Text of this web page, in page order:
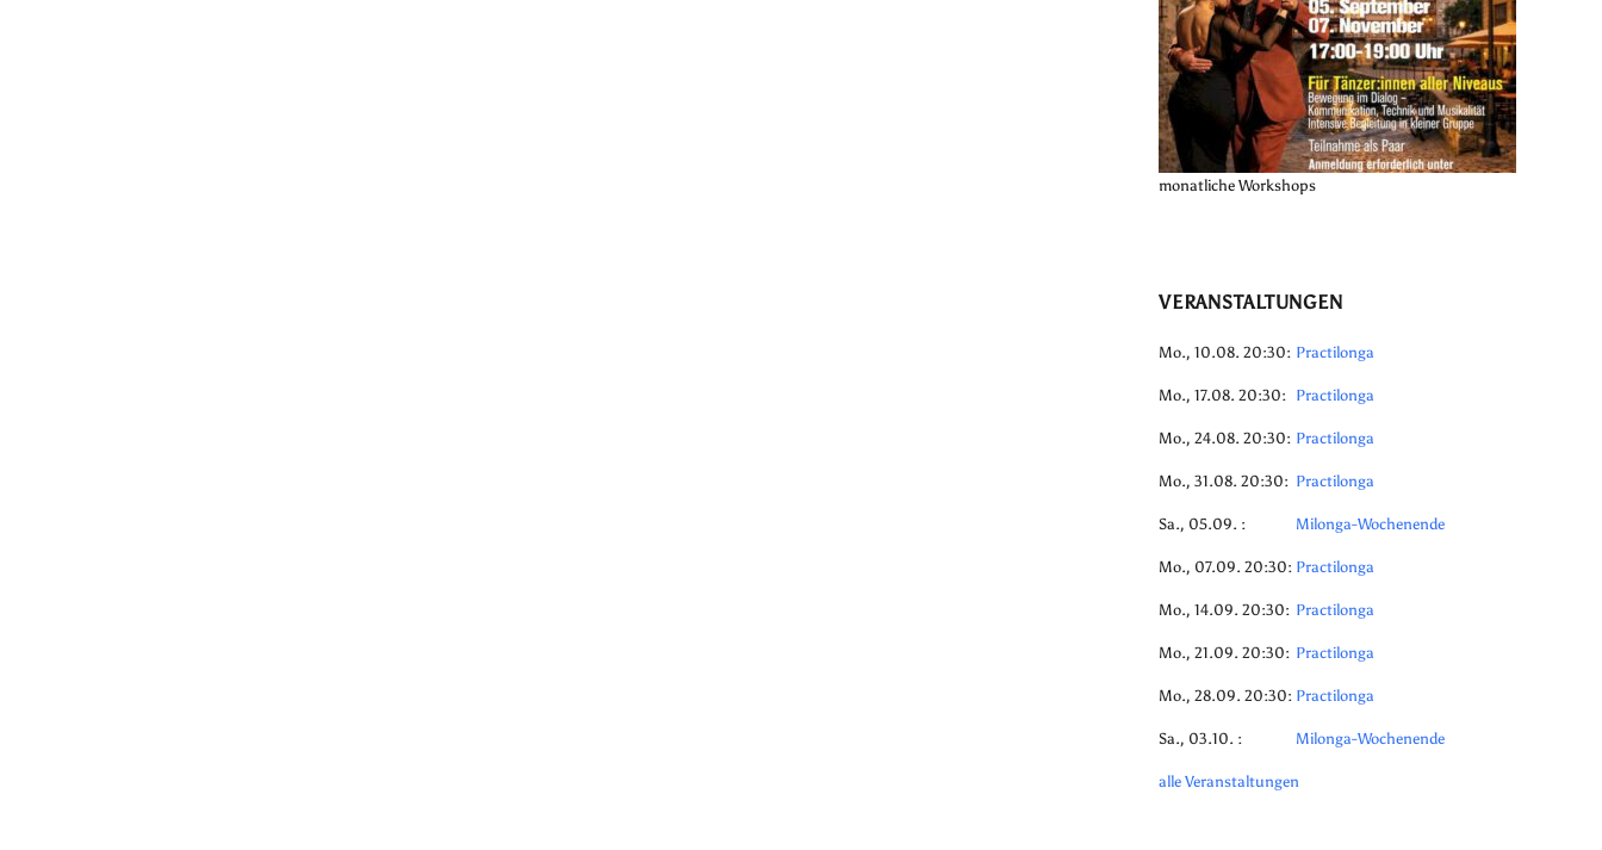
monatliche Workshops
VERANSTALTUNGEN
Mo., 10.08. 20:30: Practilonga
Mo., 17.08. 20:30: Practilonga
Mo., 24.08. 20:30: Practilonga
Mo., 31.08. 20:30: Practilonga
Sa., 05.09. : Milonga-Wochenende
Mo., 07.09. 20:30: Practilonga
Mo., 14.09. 20:30: Practilonga
Mo., 21.09. 20:30: Practilonga
Mo., 28.09. 20:30: Practilonga
Sa., 03.10. : Milonga-Wochenende
alle Veranstaltungen